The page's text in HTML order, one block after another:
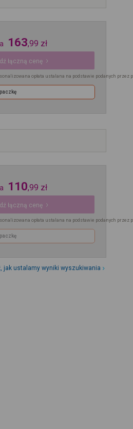
163,99 zł
łączną cenę
opłata ustalana na podstawie podanych przez
110,99 zł
łączną cenę
opłata ustalana na podstawie podanych przez
jak ustalamy wyniki wyszukiwania